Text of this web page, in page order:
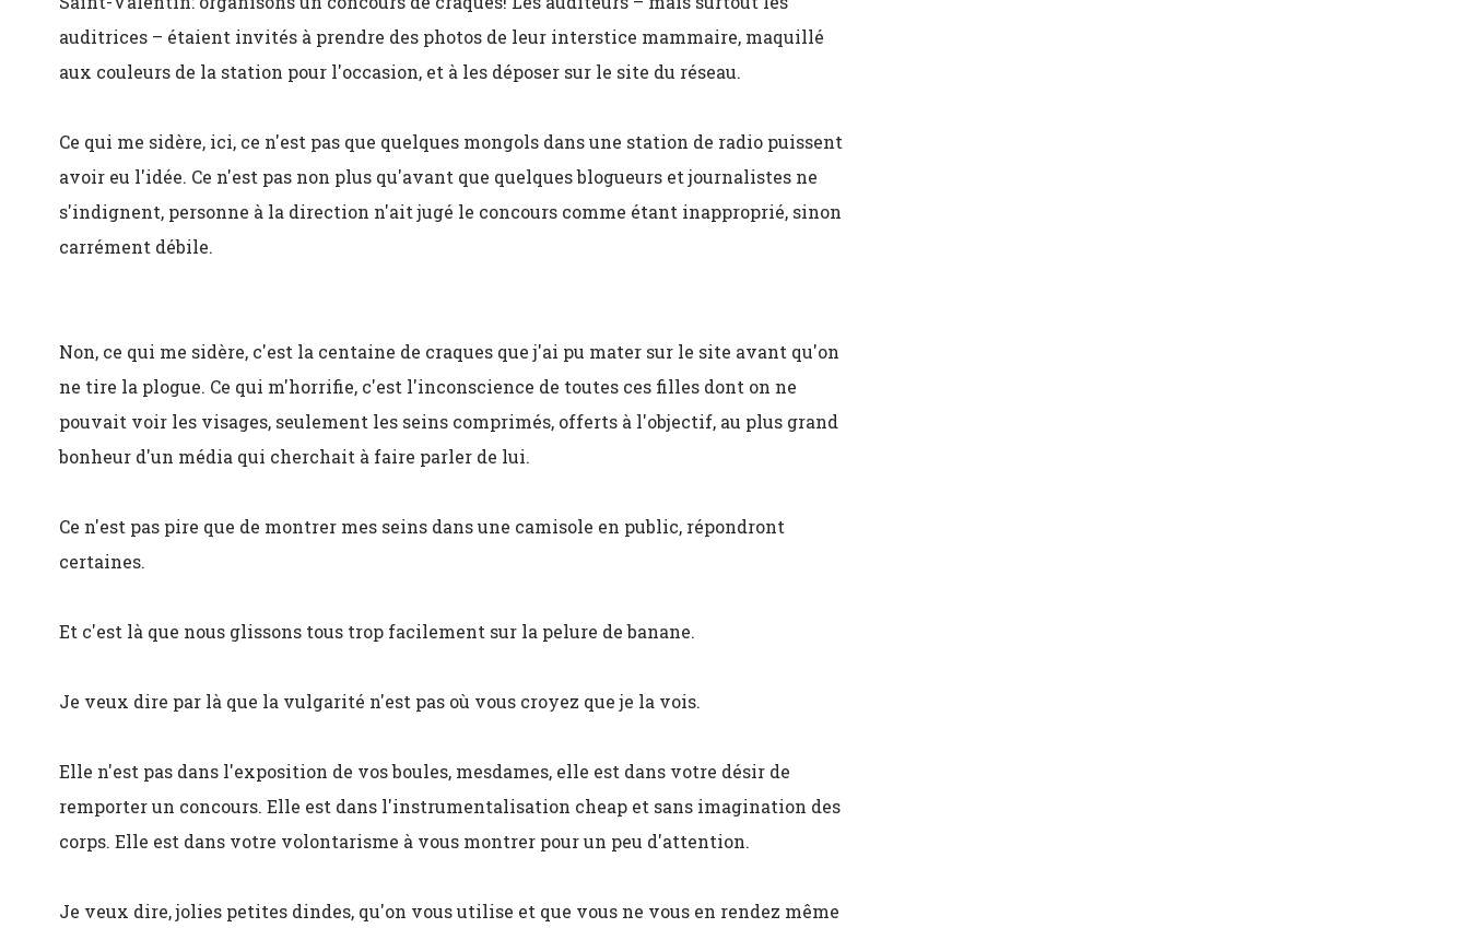
auditrices – étaient invités à prendre des photos de leur interstice mammaire, maquillé
aux couleurs de la station pour l'occasion, et à les déposer sur le site du réseau.
Ce qui me sidère, ici, ce n'est pas que quelques mongols dans une station de radio puissent
avoir eu l'idée. Ce n'est pas non plus qu'avant que quelques blogueurs et journalistes ne
s'indignent, personne à la direction n'ait jugé le concours comme étant inapproprié, sinon
carrément débile.
Non, ce qui me sidère, c'est la centaine de craques que j'ai pu mater sur le site avant qu'on
ne tire la plogue. Ce qui m'horrifie, c'est l'inconscience de toutes ces filles dont on ne
pouvait voir les visages, seulement les seins comprimés, offerts à l'objectif, au plus grand
bonheur d'un média qui cherchait à faire parler de lui.
Ce n'est pas pire que de montrer mes seins dans une camisole en public, répondront
certaines.
Et c'est là que nous glissons tous trop facilement sur la pelure de banane.
Je veux dire par là que la vulgarité n'est pas où vous croyez que je la vois.
Elle n'est pas dans l'exposition de vos boules, mesdames, elle est dans votre désir de
remporter un concours. Elle est dans l'instrumentalisation cheap et sans imagination des
corps. Elle est dans votre volontarisme à vous montrer pour un peu d'attention.
Je veux dire, jolies petites dindes, qu'on vous utilise et que vous ne vous en rendez même